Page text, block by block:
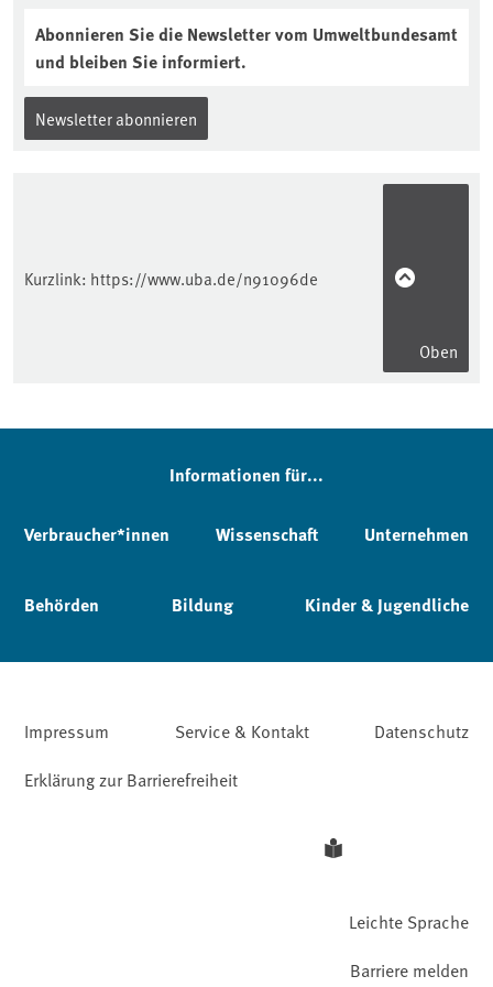
Abonnieren Sie die Newsletter vom Umweltbundesamt
und bleiben Sie informiert.
Newsletter abonnieren
Kurzlink: https://www.uba.de/n91096de
Oben
Informationen für...
Verbraucher*innen Wissenschaft Unternehmen
Behörden Bildung Kinder & Jugendliche
Impressum Service & Kontakt
Datenschutz
Erklärung zur Barrierefreiheit
Leichte Sprache
Barriere melden